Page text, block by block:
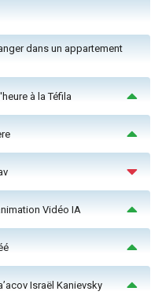
dans un appartement
à la Téfila
Vidéo IA
Israël Kanievsky